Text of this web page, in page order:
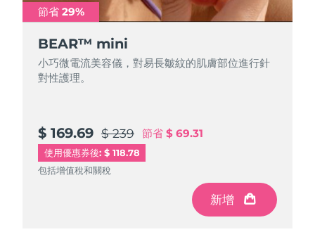
節省 29%
BEAR™ mini
小巧微電流美容儀，對易長皺紋的肌膚部位進行針
對性護理。
$ 169.69 $ 239 節省 $ 69.31
使用優惠券後: $ 118.78
包括增值稅和關稅
新增
泰國 預計送達日期8/15/26
土耳其 預計送達日期8/12/26
英國
預計送達日期 8/16/26